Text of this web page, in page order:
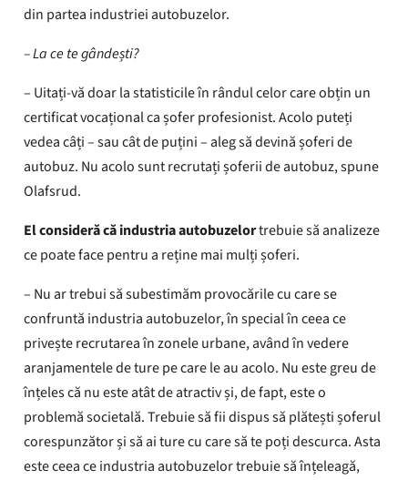
din partea industriei autobuzelor.
– La ce te gândești?
– Uitați-vă doar la statisticile în rândul celor care obțin un
certificat vocațional ca șofer profesionist. Acolo puteți
vedea câți – sau cât de puțini – aleg să devină șoferi de
autobuz. Nu acolo sunt recrutați șoferii de autobuz, spune
Olafsrud.
El consideră că industria autobuzelortrebuie să analizeze
ce poate face pentru a reține mai mulți șoferi.
– Nu ar trebui să subestimăm provocările cu care se
confruntă industria autobuzelor, în special în ceea ce
privește recrutarea în zonele urbane, având în vedere
aranjamentele de ture pe care le au acolo. Nu este greu de
înțeles că nu este atât de atractiv și, de fapt, este o
problemă societală. Trebuie să fii dispus să plătești șoferul
corespunzător și să ai ture cu care să te poți descurca. Asta
este ceea ce industria autobuzelor trebuie să înțeleagă,